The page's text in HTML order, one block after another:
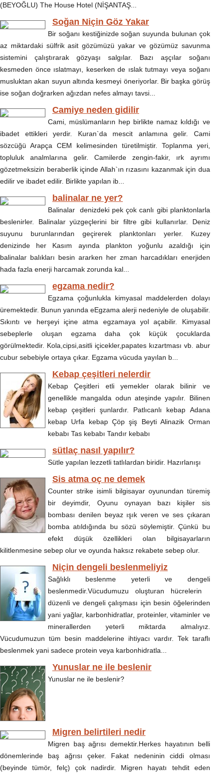
(BEYOĞLU) The House Hotel (NİŞANTAŞ...
Soğan Niçin Göz Yakar
Bir soğanı kestiğinizde soğan suyunda bulunan çok
az miktardaki sülfrik asit gözümüzü yakar ve gözümüz savunma
sistemini çalıştırarak gözyaşı salgılar. Bazı aşçılar soğanı
kesmeden önce ıslatmayı, keserken de ıslak tutmayı veya soğanı
musluktan akan suyun altında kesmeyi öneriyorlar. Bir başka görüş
ise soğan doğrarken ağızdan nefes almayı tavsi...
Camiye neden gidilir
Cami, müslümanların hep birlikte namaz kıldığı ve
ibadet ettikleri yerdir. Kuran`da mescit anlamına gelir. Cami
sözcüğü Arapça CEM kelimesinden türetilmiştir. Toplanma yeri,
topluluk analmlarına gelir. Camilerde zengin-fakir, ırk ayrımı
gözetmeksizin beraberlik içinde Allah`ın rızasını kazanmak için dua
edilir ve ibadet edilir. Birlikte yapılan ib...
balinalar ne yer?
Balinalar denizdeki pek çok canlı gibi planktonlarla
beslenirler. Balinalar yüzgeçlerini bir filtre gibi kullanırlar. Deniz
suyunu burunlarından geçirerek planktonları yerler. Kuzey
denizinde her Kasım ayında plankton yoğunlu azaldığı için
balinalar balıkları besin ararken her zman harcadıkları enerjiden
hada fazla enerji harcamak zorunda kal...
egzama nedir?
Egzama çoğunlukla kimyasal maddelerden dolayı
üremektedir. Bunun yanında eEgzama alerji nedeniyle de oluşabilir.
Sıkıntı ve herşeyi içine atma egzamaya yol açabilir. Kimyasal
sebeplerle oluşan egzama daha çok küçük çocuklarda
görülmektedir. Kola,cipsi,asitli içicekler,papates kızartması vb. abur
cubur sebebiyle ortaya çıkar. Egzama vücuda yayılan b...
Kebap çeşitleri nelerdir
Kebap Çeşitleri etli yemekler olarak bilinir ve
genellikle mangalda odun ateşinde yapılır. Bilinen
kebap çeşitleri şunlardır. Patlıcanlı kebap Adana
kebap Urfa kebap Çöp şiş Beyti Alinazik Orman
kebabı Tas kebabı Tandır kebabı
sütlaç nasıl yapılır?
Sütle yapılan lezzetli tatlılardan biridir. Hazırlanışı
Sis atma oç ne demek
Counter strike isimli bilgisayar oyunundan türemiş
bir deyimdir, Oyunu oynayan bazı kişiler sis
bombası denilen beyaz ışık veren ve ses çıkaran
bomba atıldığında bu sözü söylemiştir. Çünkü bu
efekt düşük özellikleri olan bilgisayarların
kilitlenmesine sebep olur ve oyunda haksız rekabete sebep olur.
Niçin dengeli beslenmeliyiz
Sağlıklı beslenme yeterli ve dengeli
beslenmedir.Vücudumuzu oluşturan hücrelerin
düzenli ve dengeli çalışması için besin öğelerinden
yani yağlar, karbonhidratlar, proteinler, vitaminler ve
minerallerden yeterli miktarda almalıyız.
Vücudumuzun tüm besin maddelerine ihtiyacı vardır. Tek taraflı
beslenmek yani sadece protein veya karbonhidratla...
Yunuslar ne ile beslenir
Yunuslar ne ile beslenir?
Migren belirtileri nedir
Migren baş ağrısı demektir.Herkes hayatının belli
dönemlerinde baş ağrısı çeker. Fakat nedeninin ciddi olması
(beyinde tümör, felç) çok nadirdir. Migren hayatı tehdit eden